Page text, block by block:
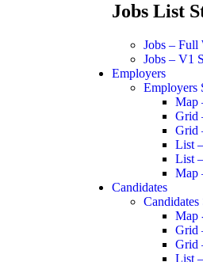
Jobs List
Jobs – Full
Jobs – V1
Employers
Employers
Map
Grid
Grid
List
List
Map
Candidates
Candidates
Map
Grid
Grid
List